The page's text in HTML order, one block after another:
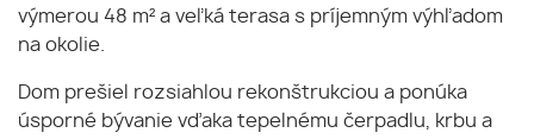
výmerou 48 m² a veľká terasa s príjemným výhľadom
na okolie.
Dom prešiel rozsiahlou rekonštrukciou a ponúka
úsporné bývanie vďaka tepelnému čerpadlu, krbu a